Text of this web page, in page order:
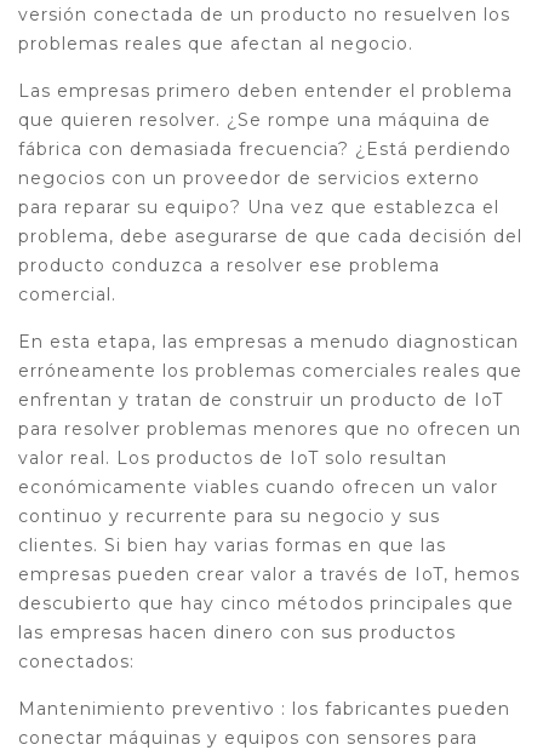
versión conectada de un producto no resuelven los
problemas reales que afectan al negocio.
Las empresas primero deben entender el problema
que quieren resolver. ¿Se rompe una máquina de
fábrica con demasiada frecuencia? ¿Está perdiendo
negocios con un proveedor de servicios externo
para reparar su equipo? Una vez que establezca el
problema, debe asegurarse de que cada decisión del
producto conduzca a resolver ese problema
comercial.
En esta etapa, las empresas a menudo diagnostican
erróneamente los problemas comerciales reales que
enfrentan y tratan de construir un producto de IoT
para resolver problemas menores que no ofrecen un
valor real. Los productos de IoT solo resultan
económicamente viables cuando ofrecen un valor
continuo y recurrente para su negocio y sus
clientes. Si bien hay varias formas en que las
empresas pueden crear valor a través de IoT, hemos
descubierto que hay cinco métodos principales que
las empresas hacen dinero con sus productos
conectados:
Mantenimiento preventivo : los fabricantes pueden
conectar máquinas y equipos con sensores para